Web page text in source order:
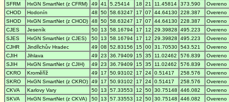
SFRM
HxGN SmartNet (z CFRM) 49 41 5.25414 18 21 11.45814 373.590
Overeno
CHOD
Hodonín 48 50 58.63247 17 07 44.64130 228.387
Overeno
SHOD
HxGN SmartNet (z CHOD) 48 50 58.63247 17 07 44.64130 228.387
Overeno
CJES
Jeseník 50 13 58.16794 17 12 29.39828 495.223
Overeno
SJES
HxGN SmartNet (z CJES) 50 13 58.16794 17 12 29.39828 495.223
Overeno
CJHR
Jindřichův Hradec 49 08 52.83156 15 00 31.70530 543.521
Overeno
CJIH
Jihlava 49 23 36.79409 15 35 11.02462 576.839
Overeno
SJIH
HxGN SmartNet (z CJIH) 49 23 36.79409 15 35 11.02462 576.839
Overeno
CKRO
Kroměříž 49 17 50.93102 17 24 0.51417 258.576
Overeno
SKRO
HxGN SmartNet (z CKRO) 49 17 50.93102 17 24 0.51417 258.576
Overeno
CKVA
Karlovy Vary 50 13 57.33553 12 50 30.75148 446.082
Overeno
SKVA
HxGN SmartNet (z CKVA) 50 13 57.33553 12 50 30.75148 446.082
Overeno